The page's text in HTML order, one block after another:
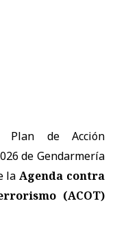
Plan de Acción
de Gendarmería
laAgenda contra
(ACOT)